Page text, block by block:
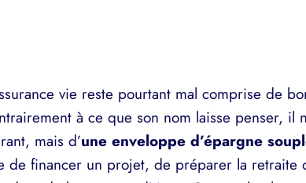
vie reste pourtant mal comprise de
à ce que son nom laisse penser, il
mais d’une enveloppe d’épargne
de financer un projet, de préparer la retraite